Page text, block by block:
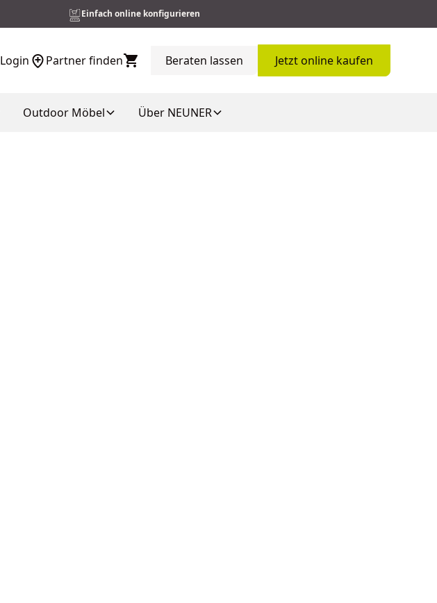
Einfach online konfigurieren
Login Partner finden Beraten lassen Jetzt online kaufen
Outdoor Möbel Über NEUNER